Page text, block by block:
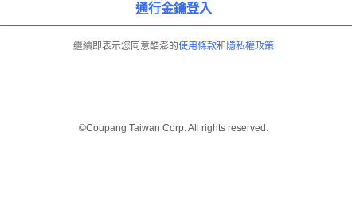
通行金鑰登入
繼續即表示您同意酷澎的使用條款和 隱私權政策
©Coupang Taiwan Corp. All rights reserved.